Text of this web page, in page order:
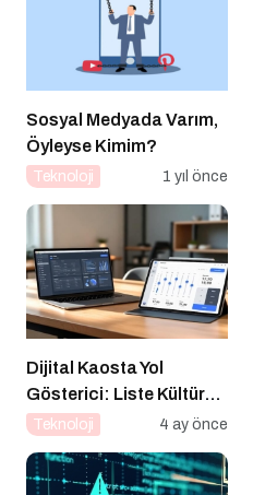
Sosyal Medyada Varım,
Öyleyse Kimim?
Teknoloji 1 yıl önce
Dijital Kaosta Yol
Gösterici: Liste Kültürü
ve İnteraktif Çözümlerin
Teknoloji 4 ay önce